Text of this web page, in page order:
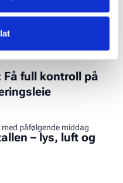
kostnadsføring og
Få full kontroll på
påfølgende middag
– lys, luft og